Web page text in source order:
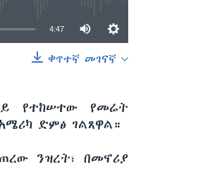
4:47
ቀጥተኛ መገናኛ
የተከሠተው የመሬት
ድምፅ ገልጸዋል።
ንዝረት፣ በመኖሪያ